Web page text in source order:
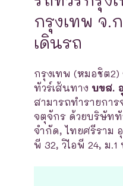
กรุงเทพ จ.
เดินรถ
กรุงเทพ (หมอชิต2)
ทัวร์เส้นทาง บขส.
สามารถทำรายกา
จตุจักร ด้วยบริษัท
จำกัด, ไทยศรีราม
พี 32, วิไอพี 24, ม.1